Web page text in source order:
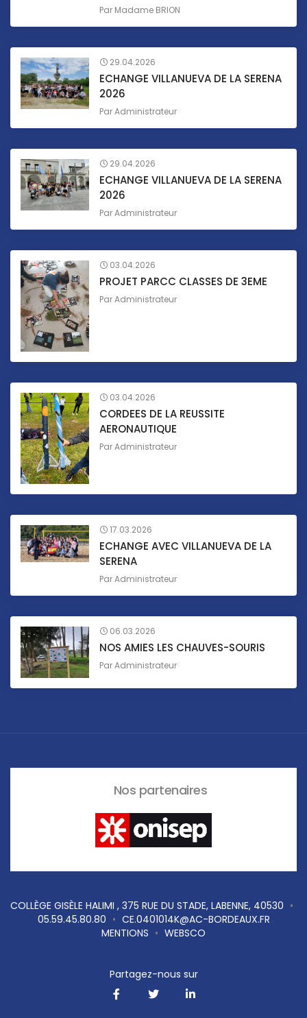
Par Madame BRION
29.04.2026
ECHANGE VILLANUEVA DE LA SERENA
2026
ParAdministrateur
29.04.2026
ECHANGE VILLANUEVA DE LA SERENA
2026
ParAdministrateur
03.04.2026
PROJET PARCC CLASSES DE 3EME
ParAdministrateur
03.04.2026
CORDEES DE LA REUSSITE
AERONAUTIQUE
ParAdministrateur
17.03.2026
ECHANGE AVEC VILLANUEVA DE LA
SERENA
ParAdministrateur
06.03.2026
NOS AMIES LES CHAUVES-SOURIS
ParAdministrateur
Nos partenaires
COLLÈGE GISÈLE HALIMI , 375 RUE DU STADE, LABENNE, 40530 •
05.59.45.80.80 • CE.0401014K@AC-BORDEAUX.FR
MENTIONS • WEBSCO
Partagez-nous sur